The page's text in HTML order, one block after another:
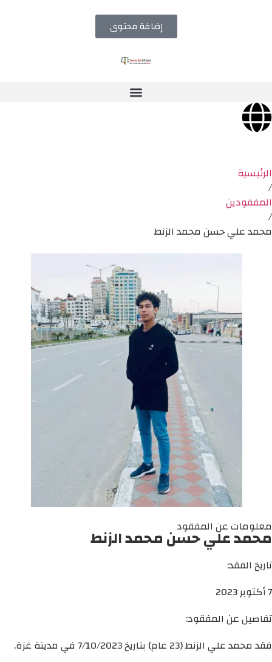
إضافة محتوى
الرئيسية
/
المفقودين
/
محمد علي حسن محمد الزنط
معلومات عن المفقود
محمد علي حسن محمد الزنط
تاريخ الفقد:
7 أكتوبر 2023
تفاصيل عن المفقود:
فقد محمد علي الزنط (23 عام) بتاريخ 7/10/2023 في مدينة غزة.